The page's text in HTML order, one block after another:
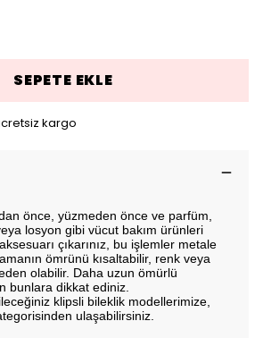
SEPETE EKLE
kargo
önce, yüzmeden önce ve parfüm,
losyon gibi vücut bakım ürünleri
çıkarınız, bu işlemler metale
ömrünü kısaltabilir, renk veya
olabilir. Daha uzun ömürlü
bunlara dikkat ediniz.
klipsli bileklik modellerimize,
ulaşabilirsiniz.